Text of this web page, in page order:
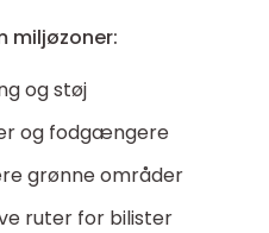
miljøzoner:
og støj
og fodgængere
grønne områder
ruter for bilister